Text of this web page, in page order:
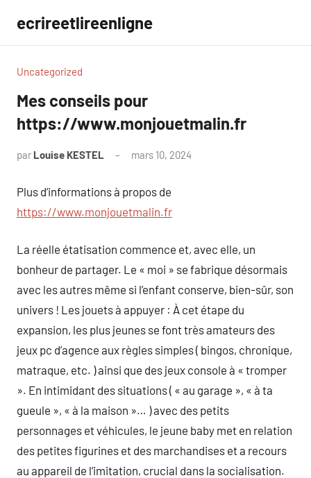
contenu
ecrireetlireenligne
Uncategorized
Mes conseils pour
https://www.monjouetmalin.fr
par Louise KESTEL mars 10, 2024
Plus d’informations à propos de
https://www.monjouetmalin.fr
La réelle étatisation commence et, avec elle, un
bonheur de partager. Le « moi » se fabrique désormais
avec les autres même si l’enfant conserve, bien-sûr, son
univers ! Les jouets à appuyer : À cet étape du
expansion, les plus jeunes se font très amateurs des
jeux pc d’agence aux règles simples ( bingos, chronique,
matraque, etc. ) ainsi que des jeux console à « tromper
». En intimidant des situations ( « au garage », « à ta
gueule », « à la maison »… ) avec des petits
personnages et véhicules, le jeune baby met en relation
des petites figurines et des marchandises et a recours
au appareil de l’imitation, crucial dans la socialisation.